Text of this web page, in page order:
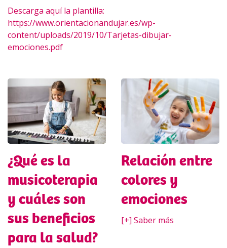
Descarga aquí la plantilla:
https://www.orientacionandujar.es/wp-
content/uploads/2019/10/Tarjetas-dibujar-
emociones.pdf
¿Qué es la
musicoterapia
y cuáles son
sus beneficios
para la salud?
Relación entre
colores y
emociones
[+] Saber más